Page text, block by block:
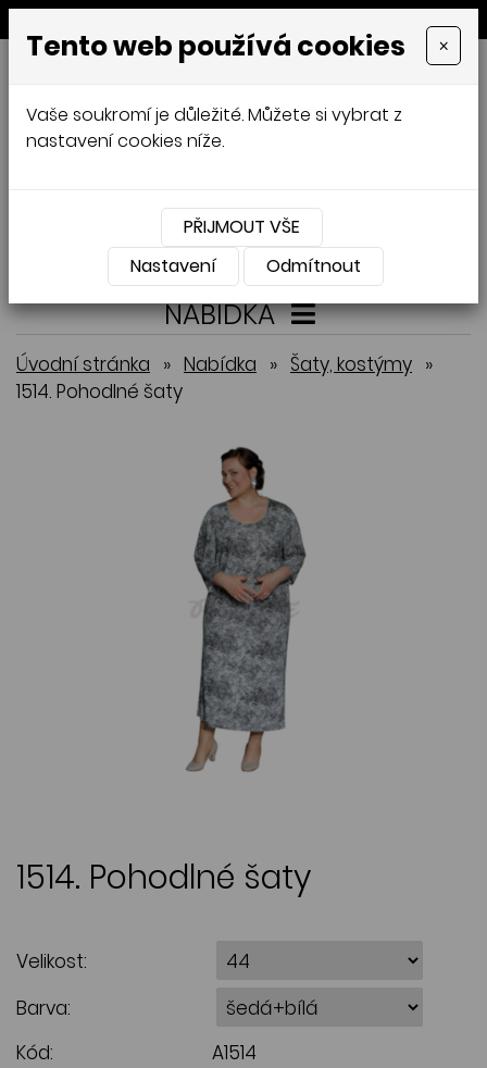
MENU
GALAMODA-XXL
Jana Mládková
XXL,ČESKÁ VÝROBA
Přihlásit Košík 0
NABÍDKA
Úvodní stránka » Nabídka » Šaty, kostýmy »
1514. Pohodlné šaty
1514. Pohodlné šaty
Velikost:
Barva:
Kód:
A1514
Tento web používá cookies ×
Vaše soukromí je důležité. Můžete si vybrat z
nastavení cookies níže.
PŘIJMOUT VŠE
Nastavení
Odmítnout